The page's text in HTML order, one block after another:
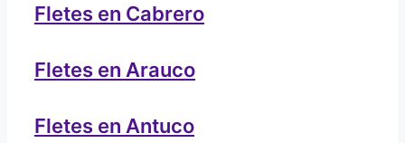
Fletes en Cabrero
Fletes en Arauco
Fletes en Antuco